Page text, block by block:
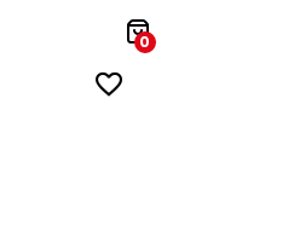
0